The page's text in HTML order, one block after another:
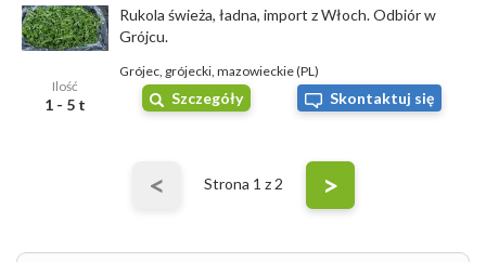
Ilość
1 - 5 t
Rukola świeża, ładna, import z Włoch. Odbiór w
Grójcu.
Grójec, grójecki, mazowieckie (PL)
Szczegóły Skontaktuj się
< Strona 1 z 2 >